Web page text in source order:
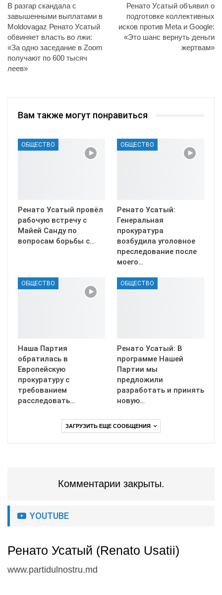
В разгар скандала с
завышенными выплатами в
Moldovagaz Ренато Усатый
обвиняет власть во лжи:
«За одно заседание в Zoom
получают по 600 тысяч
леев»
Ренато Усатый объявил о
подготовке коллективных
исков против Meta и Google:
«Это шанс вернуть деньги
жертвам»
Вам также могут понравиться
ОБЩЕСТВО
Ренато Усатый провёл
рабочую встречу с
Майей Санду по
вопросам борьбы с…
ОБЩЕСТВО
Ренато Усатый:
Генеральная
прокуратура
возбудила уголовное
преследование после
моего…
ОБЩЕСТВО
Наша Партия
обратилась в
Европейскую
прокуратуру с
требованием
расследовать…
ОБЩЕСТВО
Ренато Усатый: В
программе Нашей
Партии мы
предложили
разработать и принять
новую…
ЗАГРУЗИТЬ ЕЩЕ СООБЩЕНИЯ
Комментарии закрыты.
YOUTUBE
Ренато Усатый (Renato Usatii)
www.partidulnostru.md